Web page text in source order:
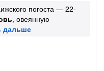
погоста — 22-
, овеянную